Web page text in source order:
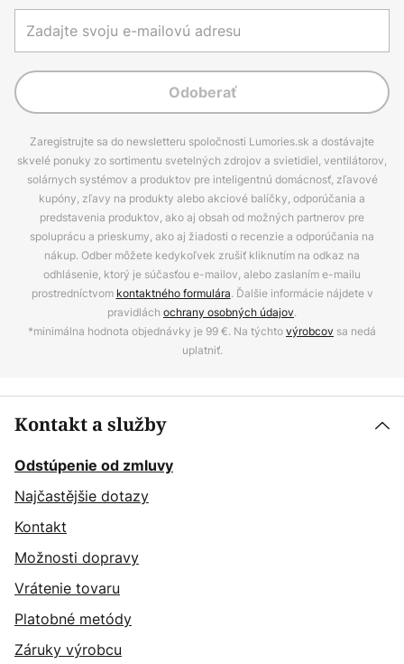
Odoberať
Zaregistrujte sa do newsletteru spoločnosti Lumories.sk a dostávajte
skvelé ponuky zo sortimentu svetelných zdrojov a svietidiel, ventilátorov,
solárnych systémov a produktov pre inteligentnú domácnosť, zľavové
kupóny, zľavy na produkty alebo akciové balíčky, odporúčania a
predstavenia produktov, ako aj obsah od možných partnerov pre
spoluprácu a prieskumy, ako aj žiadosti o recenzie a odporúčania na
nákup. Odber môžete kedykoľvek zrušiť kliknutím na odkaz na
odhlásenie, ktorý je súčasťou e-mailov, alebo zaslaním e-mailu
prostredníctvom kontaktného formulára. Ďalšie informácie nájdete v
pravidlách ochrany osobných údajov.
*minimálna hodnota objednávky je 99 €. Na týchtovýrobcov sa nedá
uplatniť.
Kontakt a služby
Odstúpenie od zmluvy
Najčastějšie dotazy
Kontakt
Možnosti dopravy
Vrátenie tovaru
Platobné metódy
Záruky výrobcu